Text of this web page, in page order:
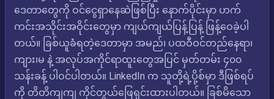
ဒေတာတွေကို ဝင်ငွေရှာနေဆဲဖြစ်ပြီး နောက်ပိုင်းမှာ ဟက်
ကင်းအသိုင်းအဝိုင်းတွေမှာ ကျယ်ကျယ်ပြန့်ပြန့် ဖြန့်ဝေခဲ့ပါ
တယ်။ ခြစ်ယူခံရတဲ့ဒေတာမှာ အမည်၊ ပထဝီဝင်တည်နေရာ၊
ကျား၊မ နဲ့ အလုပ်အကိုင်ရာထူးတွေအပြင် မှတ်တမ်း ၄၀၀
သန်းခန့် ပါဝင်ပါတယ်။ LinkedIn က သူတို့ရဲ့ပို့စ်မှာ ဒီဖြစ်ရပ်
ကို တိတိကျကျ ကိုင်တွယ်ဖြေရှင်းထားပါတယ်။ ခြစ်မိသော